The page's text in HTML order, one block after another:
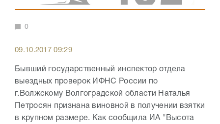
0
09.10.2017 09:29
Бывший государственный инспектор отдела
выездных проверок ИФНС России по
г.Волжскому Волгоградской области Наталья
Петросян признана виновной в получении взятки
в крупном размере. Как сообщила ИА "Высота